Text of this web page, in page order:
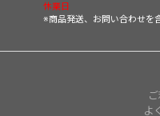
休業日
※商品発送、お問い合わせを
よ